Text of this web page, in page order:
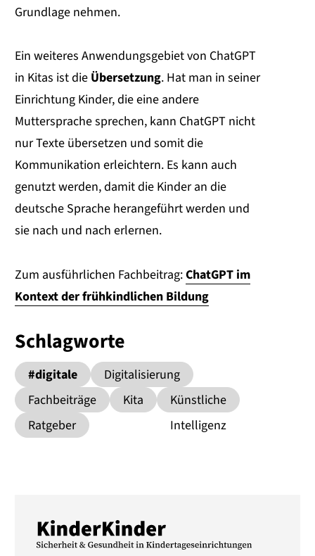
Grundlage nehmen.
Ein weiteres Anwendungsgebiet von ChatGPT
in Kitas ist die Übersetzung. Hat man in seiner
Einrichtung Kinder, die eine andere
Muttersprache sprechen, kann ChatGPT nicht
nur Texte übersetzen und somit die
Kommunikation erleichtern. Es kann auch
genutzt werden, damit die Kinder an die
deutsche Sprache herangeführt werden und
sie nach und nach erlernen.
Zum ausführlichen Fachbeitrag:ChatGPT im
Kontext der frühkindlichen Bildung
Schlagworte
#digitale
Medien
Digitalisierung
Fachbeiträge
Kita
Künstliche
Intelligenz
Ratgeber